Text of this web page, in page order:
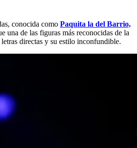
conocida como Paquita la del Barrio,
una de las figuras más reconocidas de la
directas y su estilo inconfundible.